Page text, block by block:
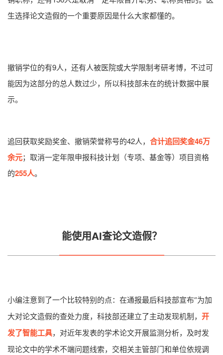
生选择论文造假的一个重要原因是什么大家都懂的。
撤销学位的有9人，还有人被医院或大学限制考研考博，不过可
能因为这部分的总人数过少，所以科技部未在的统计数据中展
示。
追回获取奖励奖金、撤销荣誉称号的42人， 合计追回奖金46万
余元；取消一定年限申报科技计划（专项、基金等）项目资格
的255人。
能使用AI查论文造假？
小编注意到了一个比较特别的点：在通报最后科技部宣布“为加
大对论文造假的查处力度，科技部还建立了主动发现机制， 开
发了智能工具，对近年发表的学术论文开展监测分析，及时发
现论文中的学术不端问题线索，交相关主管部门和单位依规调